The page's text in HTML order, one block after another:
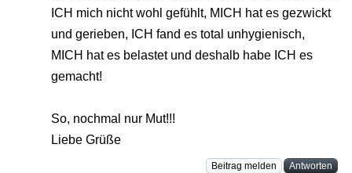
ICH mich nicht wohl gefühlt, MICH hat es gezwickt
und gerieben, ICH fand es total unhygienisch,
MICH hat es belastet und deshalb habe ICH es
gemacht!
So, nochmal nur Mut!!!
Liebe Grüße
Beitrag melden Antworten